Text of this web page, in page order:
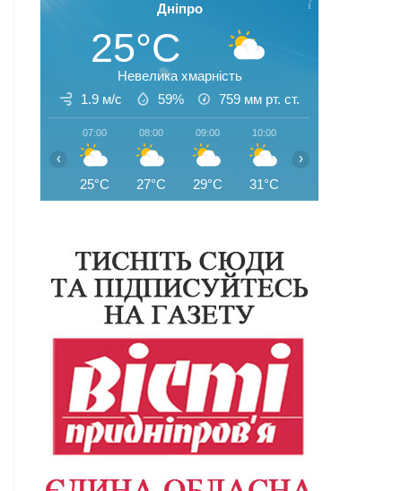
Дніпро
25°C
Невелика хмарність
1.9 м/с
59% 759 мм рт. ст.
07:00
25°C
08:00
27°C
09:00
29°C
10:00
31°C
‹ ›